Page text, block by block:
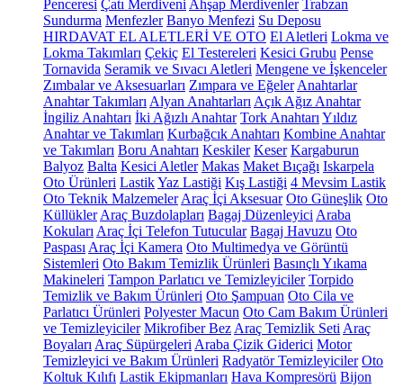
Penceresi Çatı Merdiveni Ahşap Merdivenler Trabzan
Sundurma Menfezler Banyo Menfezi Su Deposu
HIRDAVAT EL ALETLERİ VE OTO El Aletleri Lokma ve
Lokma Takımları Çekiç El Testereleri Kesici Grubu Pense
Tornavida Seramik ve Sıvacı Aletleri Mengene ve İşkenceler
Zımbalar ve Aksesuarları Zımpara ve Eğeler Anahtarlar
Anahtar Takımları Alyan Anahtarları Açık Ağız Anahtar
İngiliz Anahtarı İki Ağızlı Anahtar Tork Anahtarı Yıldız
Anahtar ve Takımları Kurbağcık Anahtarı Kombine Anahtar
ve Takımları Boru Anahtarı Keskiler Keser Kargaburun
Balyoz Balta Kesici Aletler Makas Maket Bıçağı Iskarpela
Oto Ürünleri LastikYaz Lastiği Kış Lastiği 4 Mevsim Lastik
Oto Teknik Malzemeler Araç İçi Aksesuar Oto Güneşlik Oto
Küllükler Araç Buzdolapları Bagaj Düzenleyici Araba
Kokuları Araç İçi Telefon Tutucular Bagaj Havuzu Oto
Paspası Araç İçi Kamera Oto Multimedya ve Görüntü
Sistemleri Oto Bakım Temizlik Ürünleri Basınçlı Yıkama
Makineleri Tampon Parlatıcı ve Temizleyiciler Torpido
Temizlik ve Bakım Ürünleri Oto Şampuan Oto Cila ve
Parlatıcı Ürünleri Polyester Macun Oto Cam Bakım Ürünleri
ve Temizleyiciler Mikrofiber Bez Araç Temizlik Seti Araç
Boyaları Araç Süpürgeleri Araba Çizik Giderici Motor
Temizleyici ve Bakım Ürünleri Radyatör Temizleyiciler Oto
Koltuk Kılıfı Lastik Ekipmanları Hava Kompresörü Bijon